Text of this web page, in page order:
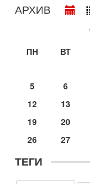
Иран доведет
оценка от
Ситуация вокруг
с каждым днем.
отменил
Покупатель
запретить
Вокруг
разгорается
Трамп готовит
возможность
АРХИВ
ПН
ВТ
5
6
12
13
19
20
26
27
ТЕГИ